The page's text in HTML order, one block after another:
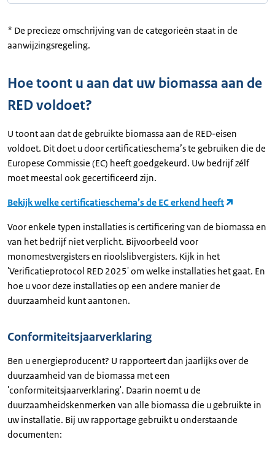
* De precieze omschrijving van de categorieën staat in de
aanwijzingsregeling.
Hoe toont u aan dat uw biomassa aan de
RED voldoet?
U toont aan dat de gebruikte biomassa aan de RED-eisen
voldoet. Dit doet u door certificatieschema’s te gebruiken die de
Europese Commissie (EC) heeft goedgekeurd. Uw bedrijf zélf
moet meestal ook gecertificeerd zijn.
Bekijk welke certificatieschema’s de EC erkend heeft
Voor enkele typen installaties is certificering van de biomassa en
van het bedrijf niet verplicht. Bijvoorbeeld voor
monomestvergisters en rioolslibvergisters. Kijk in het
'Verificatieprotocol RED 2025' om welke installaties het gaat. En
hoe u voor deze installaties op een andere manier de
duurzaamheid kunt aantonen.
Conformiteitsjaarverklaring
Ben u energieproducent? U rapporteert dan jaarlijks over de
duurzaamheid van de biomassa met een
'conformiteitsjaarverklaring'. Daarin noemt u de
duurzaamheidskenmerken van alle biomassa die u gebruikte in
uw installatie. Bij uw rapportage gebruikt u onderstaande
documenten: